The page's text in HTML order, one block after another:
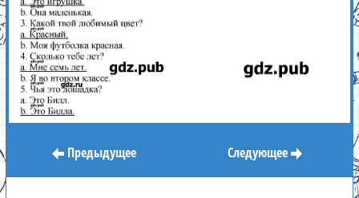
Предыдущее Следующее